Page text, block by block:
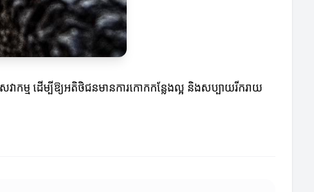
ាកម្ម ដើម្បីឱ្យអតិថិជនមានការកោកកន្លែងល្អ និងសប្បាយរីករាយ